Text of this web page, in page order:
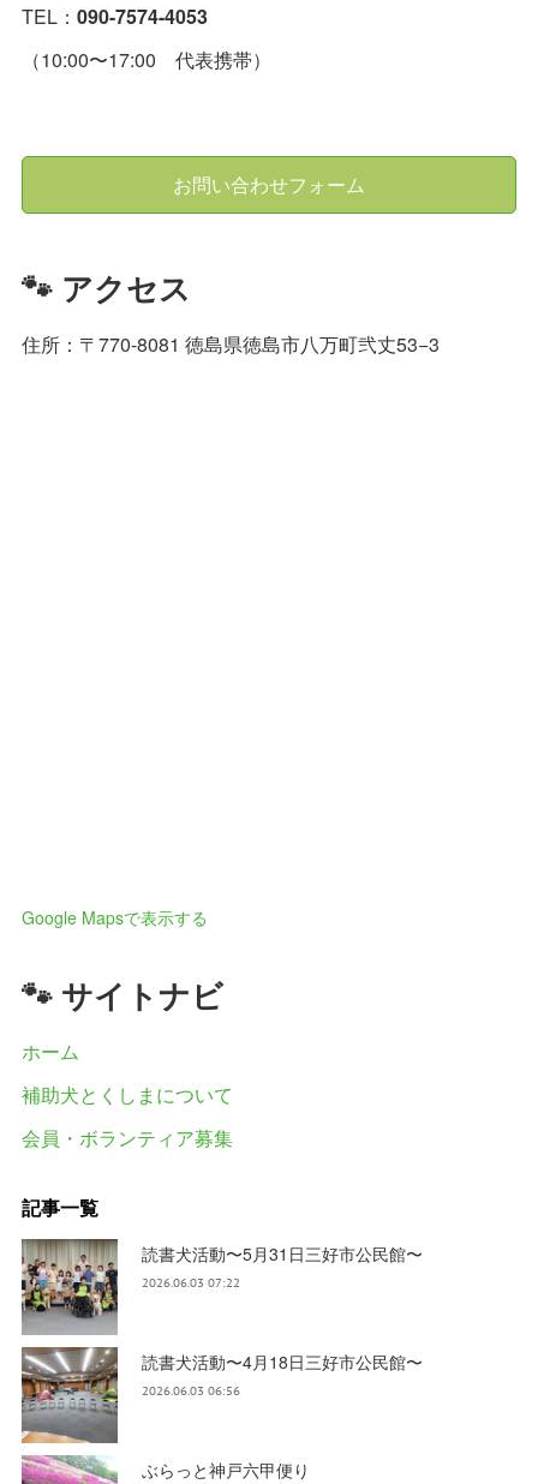
TEL：090-7574-4053
（10:00〜17:00 代表携帯）
お問い合わせフォーム
🐾 アクセス
住所：〒770-8081 徳島県徳島市八万町弐丈53−3
Google Mapsで表示する
🐾 サイトナビ
ホーム
補助犬とくしまについて
会員・ボランティア募集
記事一覧
読書犬活動〜5月31日三好市公民館〜
2026.06.03 07:22
読書犬活動〜4月18日三好市公民館〜
2026.06.03 06:56
ぶらっと神戸六甲便り